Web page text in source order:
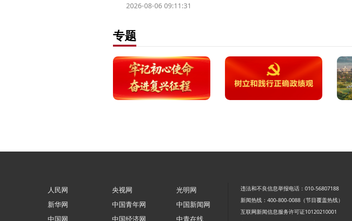
2026-08-06 09:11:31
专题
人民网
新华网
中国网
央视网
中国青年网
中国经济网
光明网
中国新闻网
中青在线
违法和不良信息举报电话：010-56807188
新闻热线：400-800-0088（节目覆盖热线）
互联网新闻信息服务许可证10120210001